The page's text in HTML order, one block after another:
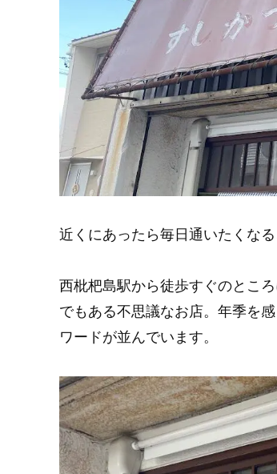
近くにあったら毎日通いたくな
西枇杷島駅から徒歩すぐのところ
でもある不思議なお店。年季を
ワードが並んでいます。